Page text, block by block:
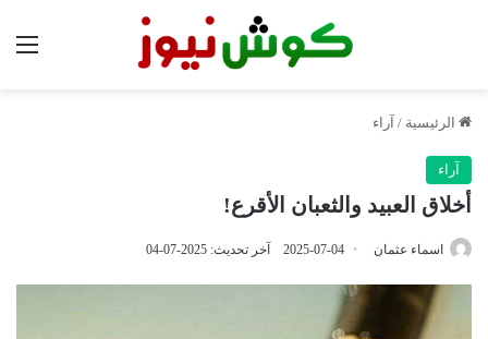
الرئيسية / آراء
آراء
أخلاق العبيد والثعبان الأقرع!
اسماء عثمان 2025-07-04 آخر تحديث: 2025-07-04